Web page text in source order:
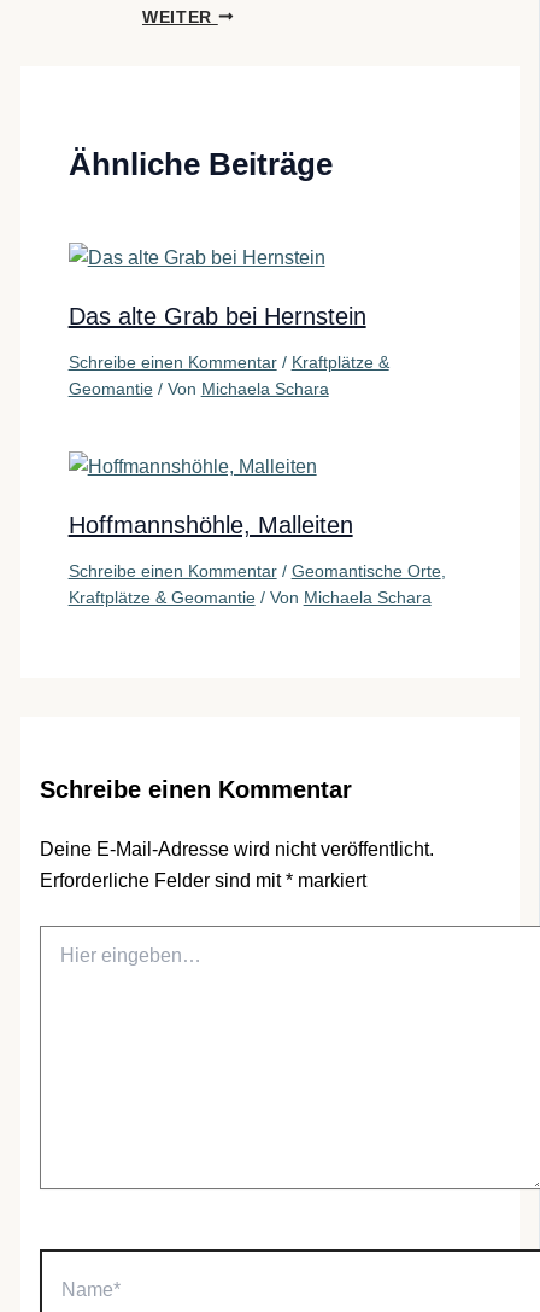
WEITER
Ähnliche Beiträge
Das alte Grab bei Hernstein
Schreibe einen Kommentar / Kraftplätze &
Geomantie/ Von Michaela Schara
Hoffmannshöhle, Malleiten
Schreibe einen Kommentar / Geomantische Orte,
Kraftplätze & Geomantie/ Von Michaela Schara
Schreibe einen Kommentar
Deine E-Mail-Adresse wird nicht veröffentlicht.
Erforderliche Felder sind mit*markiert
eingeben…